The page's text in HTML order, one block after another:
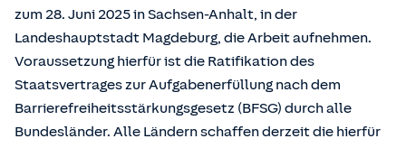
zum 28. Juni 2025 in Sachsen-Anhalt, in der
Landeshauptstadt Magdeburg, die Arbeit aufnehmen.
Voraussetzung hierfür ist die Ratifikation des
Staatsvertrages zur Aufgabenerfüllung nach dem
Barrierefreiheitsstärkungsgesetz (BFSG) durch alle
Bundesländer. Alle Ländern schaffen derzeit die hierfür